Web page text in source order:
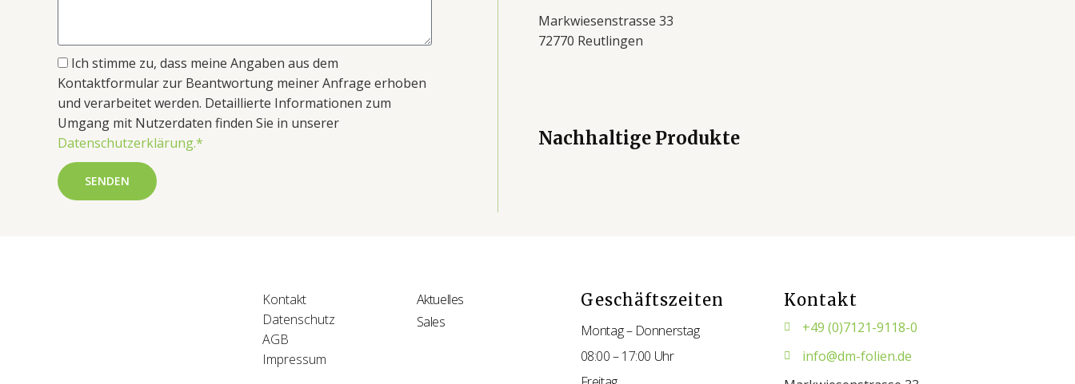
Ich stimme zu, dass meine Angaben aus dem
Kontaktformular zur Beantwortung meiner Anfrage erhoben
und verarbeitet werden. Detaillierte Informationen zum
Umgang mit Nutzerdaten finden Sie in unserer
Datenschutzerklärung.*
SENDEN
Markwiesenstrasse 33
72770 Reutlingen
Nachhaltige Produkte
Kontakt
Datenschutz
AGB
Impressum
Aktuelles
Sales
Geschäftszeiten
Montag – Donnerstag
08:00 – 17:00 Uhr
Kontakt
+49 (0)7121-9118-0
info@dm-folien.de